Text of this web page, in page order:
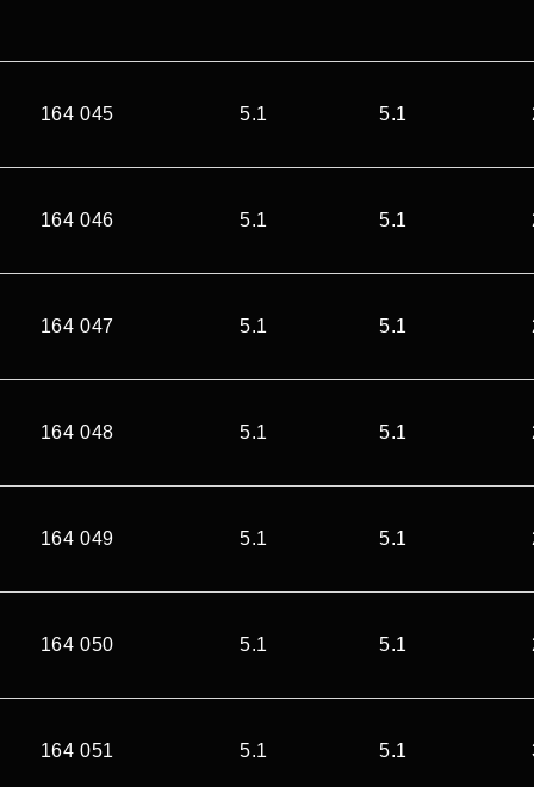
164 045 5.1 5.1
164 046 5.1 5.1
164 047 5.1 5.1
164 048 5.1 5.1
164 049 5.1 5.1
164 050 5.1 5.1
164 051 5.1 5.1